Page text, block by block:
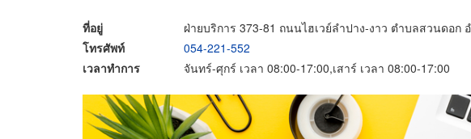
ที่อยู่
ฝ่ายบริการ 373-81 ถนนไฮเวย์ลำปาง-งาว ตำบลสวนดอก
โทรศัพท์
054-221-552
เวลาทำการ
จันทร์-ศุกร์ เวลา 08:00-17:00,เสาร์ เวลา 08:00-17:00